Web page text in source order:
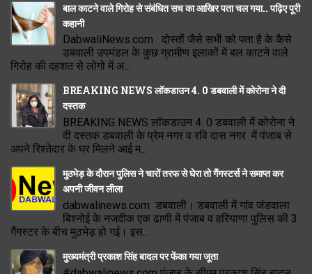
बाल काटने वाले गिरोह से संबंधित सच का आखिर पता चल गया.. पढ़िए पूरी
कहानी
DabwaliNews.com दोस्तों जैसे सभी को पता है के कैसे
डबवाली उपमंडल के कुछ ग्रामीण इलाकों में बल काटने वाले
गिरोह की दहशत से लोगो में अ...
BREAKING NEWS लॉकडाउन 4. 0 डबवाली में कोरोना ने दी
दस्तक
BREAKING NEWS लॉकडाउन 4. 0 डबवाली में कोरोना ने
दी दस्तक डबवाली के प्रेम नगर व रवि दास नगर में पंजाब से
अपने रिश्तेदार के घर मिलने आई म...
मुठभेड़ के दौरान पुलिस ने चारों तरफ से घेरा तो गैंगस्टर्स ने समाप्त कर
अपनी जीवन लीला
dabwalinews.com डबवाली। डबवाली में गांव जंडवाला
बिश्नोई के नजदीक एक ढाणी में पंजाब व हरियाणा पुलिस की 3
गैंगस्टर के बीच मुठभेड़ हो गई। इस...
मुख्यमंत्री प्रकाश सिंह बादल पर फेंका गया जूता